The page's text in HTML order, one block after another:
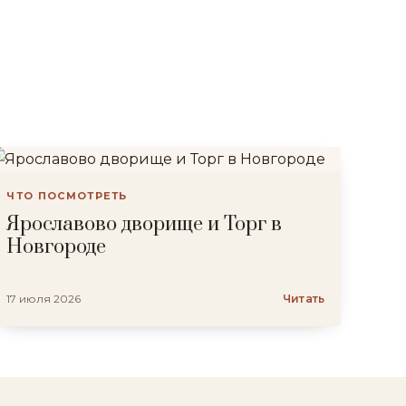
ЧТО ПОСМОТРЕТЬ
Ярославово дворище и Торг в
Новгороде
17 июля 2026 Читать